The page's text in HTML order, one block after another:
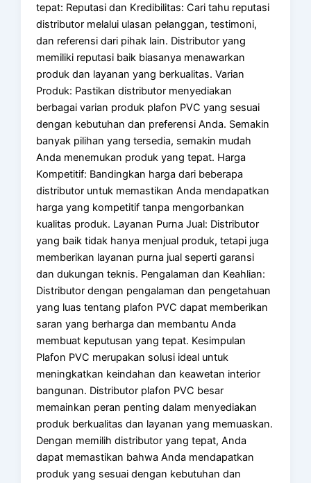
tepat: Reputasi dan Kredibilitas: Cari tahu reputasi
distributor melalui ulasan pelanggan, testimoni,
dan referensi dari pihak lain. Distributor yang
memiliki reputasi baik biasanya menawarkan
produk dan layanan yang berkualitas. Varian
Produk: Pastikan distributor menyediakan
berbagai varian produk plafon PVC yang sesuai
dengan kebutuhan dan preferensi Anda. Semakin
banyak pilihan yang tersedia, semakin mudah
Anda menemukan produk yang tepat. Harga
Kompetitif: Bandingkan harga dari beberapa
distributor untuk memastikan Anda mendapatkan
harga yang kompetitif tanpa mengorbankan
kualitas produk. Layanan Purna Jual: Distributor
yang baik tidak hanya menjual produk, tetapi juga
memberikan layanan purna jual seperti garansi
dan dukungan teknis. Pengalaman dan Keahlian:
Distributor dengan pengalaman dan pengetahuan
yang luas tentang plafon PVC dapat memberikan
saran yang berharga dan membantu Anda
membuat keputusan yang tepat. Kesimpulan
Plafon PVC merupakan solusi ideal untuk
meningkatkan keindahan dan keawetan interior
bangunan. Distributor plafon PVC besar
memainkan peran penting dalam menyediakan
produk berkualitas dan layanan yang memuaskan.
Dengan memilih distributor yang tepat, Anda
dapat memastikan bahwa Anda mendapatkan
produk yang sesuai dengan kebutuhan dan